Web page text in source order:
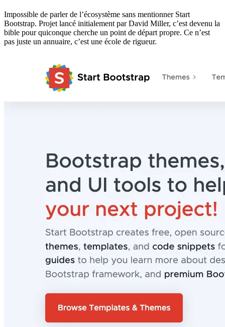
Impossible de parler de l’écosystème sans mentionner Start
Bootstrap. Projet lancé initialement par David Miller, c’est devenu la
bible pour quiconque cherche un point de départ propre. Ce n’est
pas juste un annuaire, c’est une école de rigueur.